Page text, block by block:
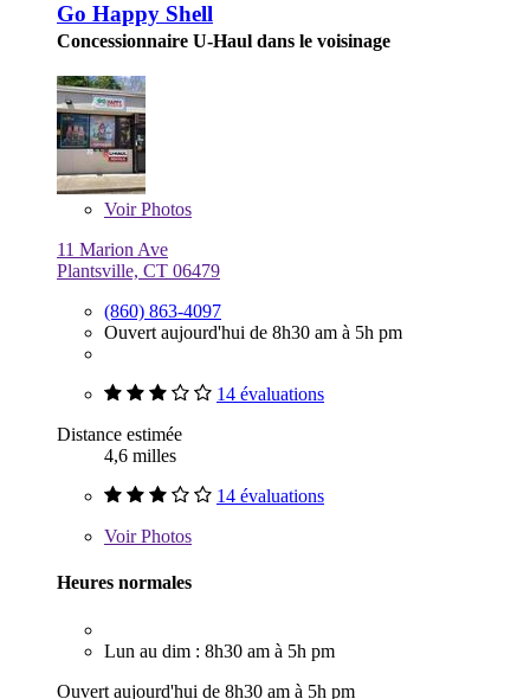
Go Happy Shell
Concessionnaire U-Haul dans le voisinage
VoirPhotos
11 Marion Ave
Plantsville, CT 06479
(860) 863-4097
Ouvert aujourd'hui de 8h30 am à 5h pm
14 évaluations
Distance estimée
4,6 milles
14 évaluations
VoirPhotos
Heures normales
Lun au dim : 8h30 am à 5h pm
Ouvert aujourd'hui de 8h30 am à 5h pm